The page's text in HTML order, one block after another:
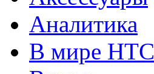
Аналитика
В мире HTC